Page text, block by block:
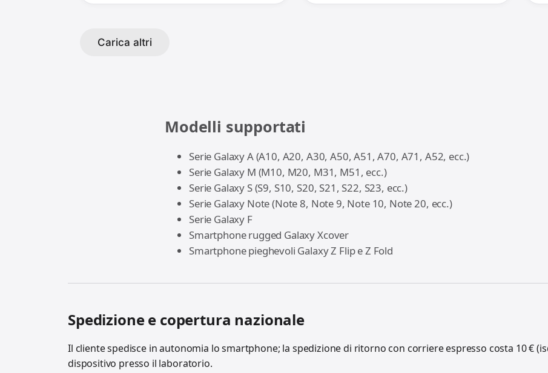
Carica altri
Modelli supportati
Serie Galaxy A (A10, A20, A30, A50, A51, A70, A71, A52, ecc.)
Serie Galaxy M (M10, M20, M31, M51, ecc.)
Serie Galaxy S (S9, S10, S20, S21, S22, S23, ecc.)
Serie Galaxy Note (Note 8, Note 9, Note 10, Note 20, ecc.)
Serie Galaxy F
Smartphone rugged Galaxy Xcover
Smartphone pieghevoli Galaxy Z Flip e Z Fold
Spedizione e copertura nazionale
Il cliente spedisce in autonomia lo smartphone; la spedizione di ritorno con corriere espresso costa 10 €
dispositivo presso il laboratorio.